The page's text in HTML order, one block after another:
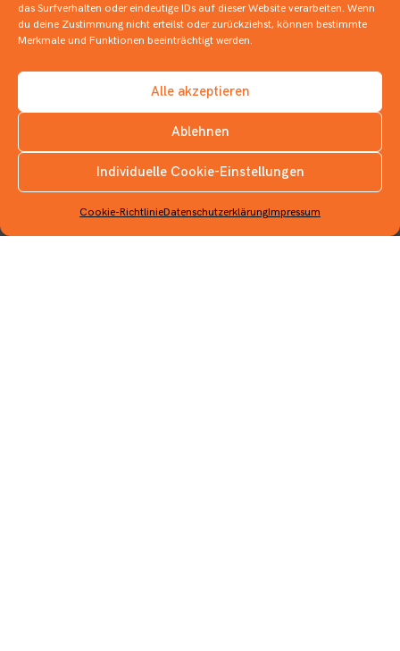
das Surfverhalten oder eindeutige IDs auf dieser Website verarbeiten. Wenn
du deine Zustimmung nicht erteilst oder zurückziehst, können bestimmte
Merkmale und Funktionen beeinträchtigt werden.
Alle akzeptieren
Ablehnen
Individuelle Cookie-Einstellungen
Cookie-RichtlinieDatenschutzerklärungImpressum
INSTAGRAM
Dies istkeine Leseempfehlung!